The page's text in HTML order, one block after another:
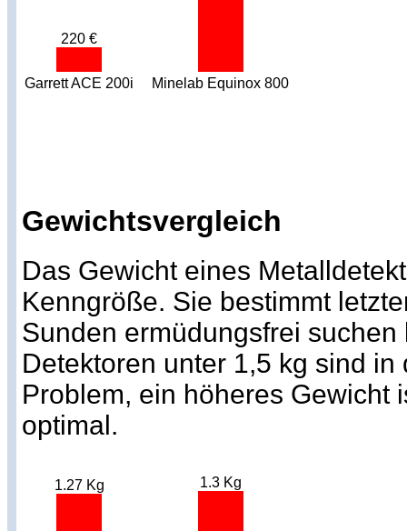
220 €
Garrett ACE 200i Minelab Equinox 800
Gewichtsvergleich
Das Gewicht eines
Kenngröße. Sie bestimmt
Sunden ermüdungsfrei suchen
Detektoren unter 1,5 kg sind in
Problem, ein höheres Gewicht
optimal.
1.27 Kg 1.3 Kg